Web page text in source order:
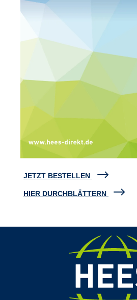
JETZT BESTELLEN
HIER DURCHBLÄTTERN